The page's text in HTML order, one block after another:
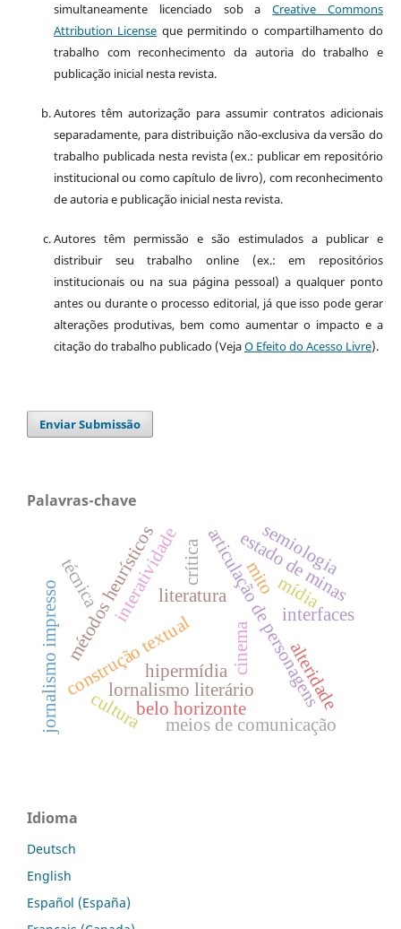
simultaneamente licenciado sob aCreative Commons
Attribution License que permitindo o compartilhamento do
trabalho com reconhecimento da autoria do trabalho e
publicação inicial nesta revista.
Autores têm autorização para assumir contratos adicionais
separadamente, para distribuição não-exclusiva da versão do
trabalho publicada nesta revista (ex.: publicar em repositório
institucional ou como capítulo de livro), com reconhecimento
de autoria e publicação inicial nesta revista.
Autores têm permissão e são estimulados a publicar e
distribuir seu trabalho online (ex.: em repositórios
institucionais ou na sua página pessoal) a qualquer ponto
antes ou durante o processo editorial, já que isso pode gerar
alterações produtivas, bem como aumentar o impacto e a
citação do trabalho publicado (VejaO Efeito do Acesso Livre).
Enviar Submissão
Palavras-chave
cinema
literatura
construção textualarticulação de personagens
métodos heurísticos interfaces
hipermídia
interatividade
jornalismo impresso lornalismo literário
técnica estado de minas
belo horizonte
semiologia
cultura
mito
meios de comunicação
alteridade
crítica
mídia
Idioma
Deutsch
English
Español (España)